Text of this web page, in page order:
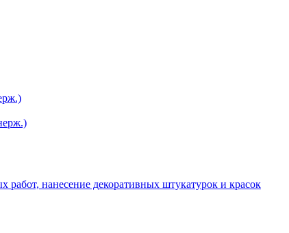
работ, нанесение декоративных штукатурок и красок